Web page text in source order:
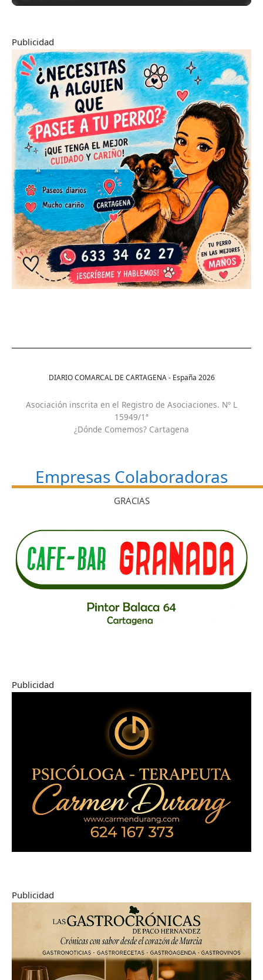
Publicidad
DIARIO COMARCAL DE CARTAGENA - España 2026
Asociación inscrita en el Registro de Asociaciones. Nº L
15949/1ª
¿Dónde Comemos? Cartagena
Empresas Colaboradoras
GRACIAS
Publicidad
Publicidad